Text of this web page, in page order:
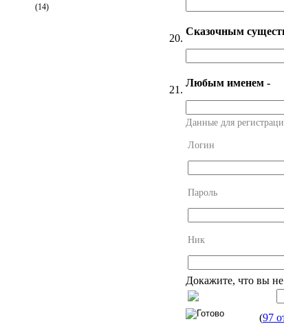
(14)
20.
Сказочным
21.
Любым именем -
Данные для
Логин
Пароль
Ник
Докажите, что вы
(97